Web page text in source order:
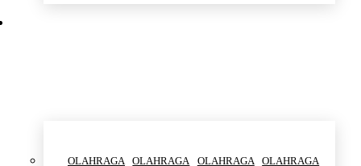
OLAHRAGA OLAHRAGA OLAHRAGA OLAHRAGA